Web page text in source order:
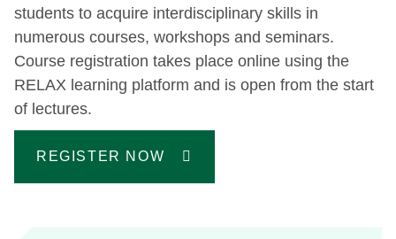
students to acquire interdisciplinary skills in
numerous courses, workshops and seminars.
Course registration takes place online using the
RELAX learning platform and is open from the start
of lectures.
REGISTER NOW